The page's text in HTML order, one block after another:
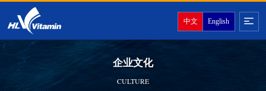
中文 English
企业文化
CULTURE